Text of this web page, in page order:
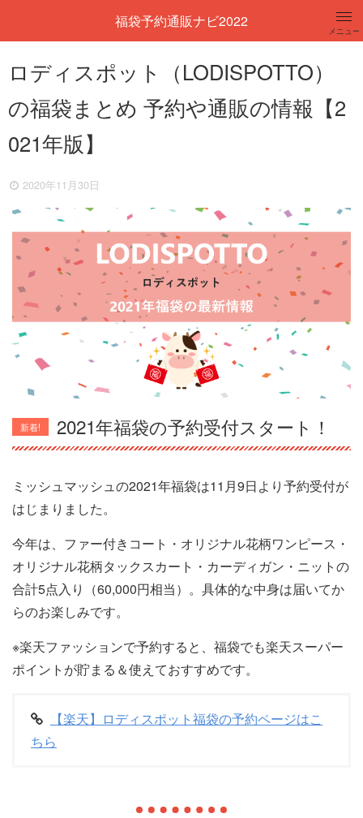
福袋予約通販ナビ2022
メニュー
レディース
メンズ
キッズ
コスメ
百貨店
ロディスポット（LODISPOTTO）
の福袋まとめ 予約や通販の情報【2
021年版】
2020年11月30日
新着! 2021年福袋の予約受付スタート！
ミッシュマッシュの2021年福袋は11月9日より予約受付が
はじまりました。
今年は、ファー付きコート・オリジナル花柄ワンピース・
オリジナル花柄タックスカート・カーディガン・ニットの
合計5点入り（60,000円相当）。具体的な中身は届いてか
らのお楽しみです。
※楽天ファッションで予約すると、福袋でも楽天スーパー
ポイントが貯まる＆使えておすすめです。
【楽天】ロディスポット福袋の予約ページはこ
ちら